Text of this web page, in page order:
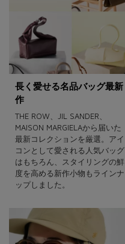
長く愛せる名品バッグ最新
作
THE ROW、JIL SANDER、
MAISON MARGIELAから届いた
最新コレクションを厳選。アイ
コンとして愛される人気バッグ
はもちろん、スタイリングの鮮
度を高める新作小物もラインナ
ップしました。